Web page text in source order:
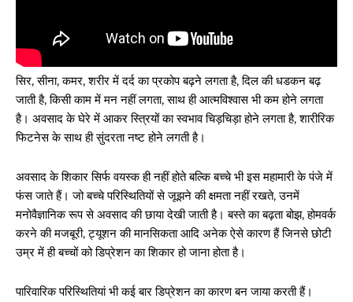
सिर, सीना, कमर, शरीर में दर्द का प्रकोप बढ़ने लगता है, दिल की धडकन बढ़
जाती है, किसी काम में मन नहीं लगता, साथ ही आत्मविश्वास भी कम होने लगता
है। अवसाद के घेरे में आकर स्त्रियों का स्वभाव चिड़चिड़ा होने लगता है, शारीरिक
फिटनेस के साथ ही सुंदरता नष्ट होने लगती है।
अवसाद के शिकार सिर्फ वयस्क ही नहीं होते बल्कि बच्चे भी इस महामारी के पंजे में
फंस जाते हैं। जो बच्चे परिस्थितियों से जूझने की क्षमता नहीं रखते, उनमें
मनोवैज्ञानिक रूप से अवसाद की छाया देखी जाती है। बस्ते का बढ़ता बोझ, होमवर्क
करने की मजबूरी, ट्यूशन की मानसिकता आदि अनेक ऐसे कारण हैं जिनसे छोटी
उम्र में ही बच्चों को डिप्रेशन का शिकार हो जाना होता है।
पारिवारिक परिस्थितियां भी कई बार डिप्रेशन का कारण बन जाया करती हैं।